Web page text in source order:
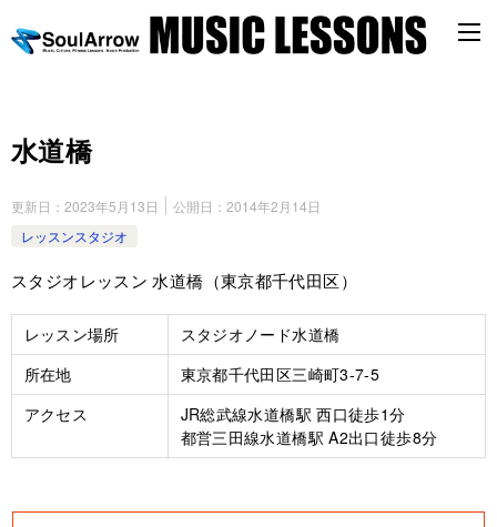
水道橋
更新日： 2023年5月13日 公開日： 2014年2月14日
レッスンスタジオ
スタジオレッスン 水道橋（東京都千代田区）
レッスン場所
スタジオノード水道橋
所在地
東京都千代田区三崎町3-7-5
アクセス
JR総武線水道橋駅 西口徒歩1分
都営三田線水道橋駅 A2出口徒歩8分